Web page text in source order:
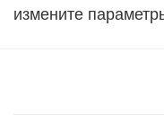
измените